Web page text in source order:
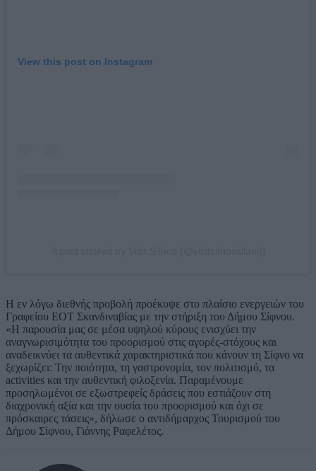
View this post on Instagram
Η εν λόγω διεθνής προβολή προέκυψε στο πλαίσιο ενεργειών του
Γραφείου ΕΟΤ Σκανδιναβίας με την στήριξη του Δήμου Σίφνου.
«Η παρουσία μας σε μέσα υψηλού κύρους ενισχύει την
αναγνωρισιμότητα του προορισμού στις αγορές-στόχους και
αναδεικνύει τα αυθεντικά χαρακτηριστικά που κάνουν τη Σίφνο να
ξεχωρίζει: Την ποιότητα, τη γαστρονομία, τον πολιτισμό, τα
activities και την αυθεντική φιλοξενία. Παραμένουμε
προσηλωμένοι σε εξωστρεφείς δράσεις που εστιάζουν στη
διαχρονική αξία και την ουσία του προορισμού και όχι σε
πρόσκαιρες τάσεις», δήλωσε ο αντιδήμαρχος Τουρισμού του
Δήμου Σίφνου, Γιάννης Ραφελέτος.